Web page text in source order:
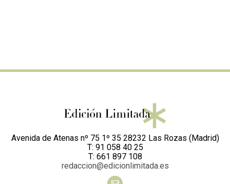
Avenida de Atenas nº 75 1º 35 28232 Las Rozas (Madrid)
T: 91 058 40 25
T: 661 897 108
redaccion@edicionlimitada.es